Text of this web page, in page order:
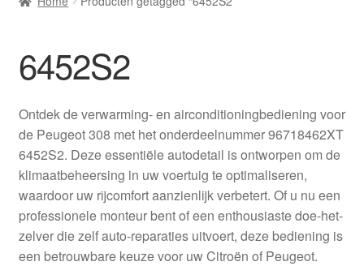
Betalingen
Contact
Kassa
Klachten
Klachtenprocedure
6452S2
Ontdek de verwarming- en airconditioningbediening voor
de Peugeot 308 met het onderdeelnummer 96718462XT
6452S2. Deze essentiële autodetail is ontworpen om de
klimaatbeheersing in uw voertuig te optimaliseren,
waardoor uw rijcomfort aanzienlijk verbetert. Of u nu een
professionele monteur bent of een enthousiaste doe-het-
zelver die zelf auto-reparaties uitvoert, deze bediening is
een betrouwbare keuze voor uw Citroën of Peugeot.